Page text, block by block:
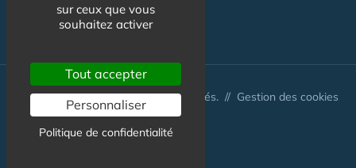
NOS AUTRES SITES :
© Australis 2026 - Tous droits réservés. // Gestion des cookies
sur ceux que vous
souhaitez activer
Tout accepter
Personnaliser
Politique de confidentialité